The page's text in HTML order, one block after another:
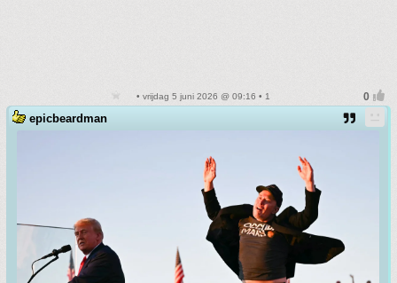
• vrijdag 5 juni 2026 @ 09:16 • 1
epicbeardman